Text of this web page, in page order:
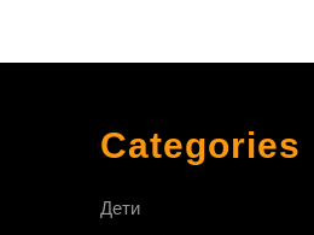
Categories
Дети